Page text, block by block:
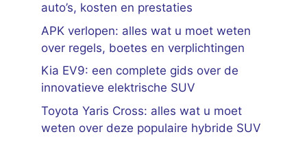
auto’s, kosten en prestaties
APK verlopen: alles wat u moet weten
over regels, boetes en verplichtingen
Kia EV9: een complete gids over de
innovatieve elektrische SUV
Toyota Yaris Cross: alles wat u moet
weten over deze populaire hybride SUV